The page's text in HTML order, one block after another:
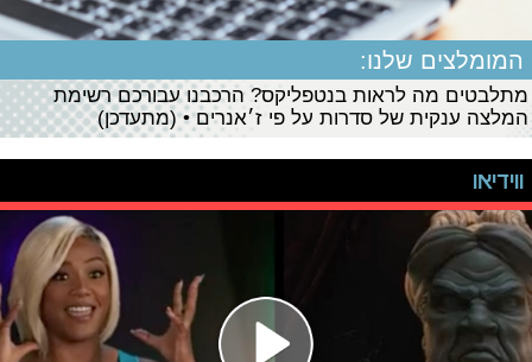
המומלצים שלנו:
מתלבטים מה לראות בנטפליקס? הרכבנו עבורכם רשימת
המלצה ענקית של סדרות על פי ז׳אנרים • (מתעדכן)
ווידיאו